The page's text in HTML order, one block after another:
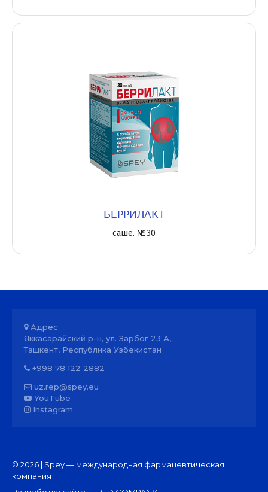
БЕРРИЛАКТ
саше. №30
Адрес:
Яккасарайский р-н, ул. Зарбог 23 А,
Ташкент, Республика Узбекистан
+998 78 122 2882
uz.rep@spey.eu
YouTube
Instagram
© 2026 | Spey — международная фармацевтическая
компания